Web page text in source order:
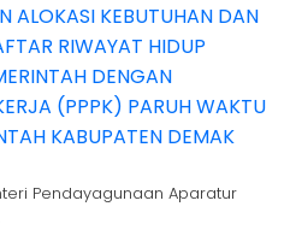
ALOKASI KEBUTUHAN DAN
RIWAYAT HIDUP
DENGAN
(PPPK) PARUH WAKTU
KABUPATEN DEMAK
Pendayagunaan Aparatur